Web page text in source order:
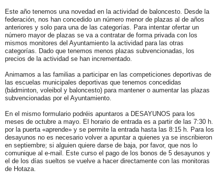
Este año tenemos una novedad en la actividad de baloncesto. Desde la
federación, nos han concedido un número menor de plazas al de años
anteriores y solo para una de las categorías. Para intentar ofertar un
número mayor de plazas se va a contratar de forma privada con los
mismos monitores del Ayuntamiento la actividad para las otras
categorías. Dado que tenemos menos plazas subvencionadas, los
precios de la actividad se han incrementado.
Animamos a las familias a participar en las competiciones deportivas de
las escuelas municipales deportivas que tenemos concedidas
(bádminton, voleibol y baloncesto) para mantener o aumentar las plazas
subvencionadas por el Ayuntamiento.
En el mismo formulario podréis apuntaros a DESAYUNOS para los
meses de octubre a mayo. El horario de entrada es a partir de las 7:30 h.
por la puerta «aprende» y se permite la entrada hasta las 8:15 h. Para los
desayunos no es necesario volver a apuntar a quienes ya se inscribieron
en septiembre; si alguien quiere darse de baja, por favor, que nos lo
comunique al e-mail. Este curso el pago de los bonos de 5 desayunos y
el de los días sueltos se vuelve a hacer directamente con las monitoras
de Hotaza.